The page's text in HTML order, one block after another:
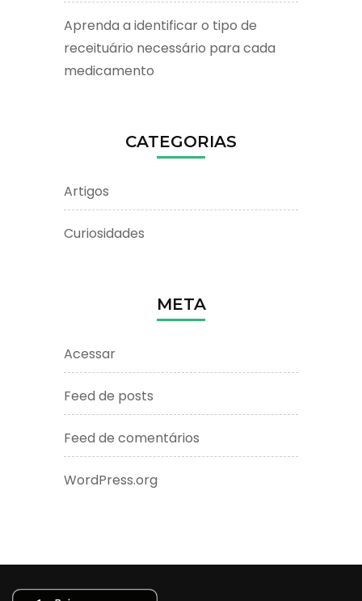
Aprenda a identificar o tipo de
receituário necessário para cada
medicamento
CATEGORIAS
Artigos
Curiosidades
META
Acessar
Feed de posts
Feed de comentários
WordPress.org